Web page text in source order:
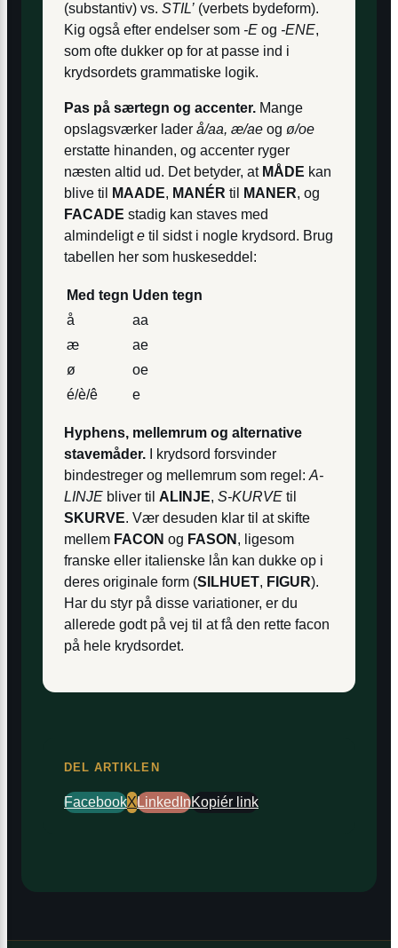
(substantiv) vs. STIL’ (verbets bydeform).
Kig også efter endelser som -E og -ENE,
som ofte dukker op for at passe ind i
krydsordets grammatiske logik.
Pas på særtegn og accenter. Mange
opslagsværker lader å/aa, æ/ae og ø/oe
erstatte hinanden, og accenter ryger
næsten altid ud. Det betyder, at MÅDE kan
blive til
MAADE, MANÉR til MANER, og
FACADE stadig kan staves med
almindeligte til sidst i nogle krydsord. Brug
tabellen her som huskeseddel:
Med tegn Uden tegn
å
aa
æ
ae
ø
oe
é/è/ê
e
Hyphens, mellemrum og alternative
stavemåder. I krydsord forsvinder
bindestreger og mellemrum som regel: A-
LINJE bliver til ALINJE, S-KURVE til
SKURVE. Vær desuden klar til at skifte
mellem FACON og FASON , ligesom
franske eller italienske lån kan dukke op i
deres originale form (SILHUET, FIGUR).
Har du styr på disse variationer, er du
allerede godt på vej til at få den rette facon
på hele krydsordet.
DEL ARTIKLEN
FacebookXLinkedInKopiér link